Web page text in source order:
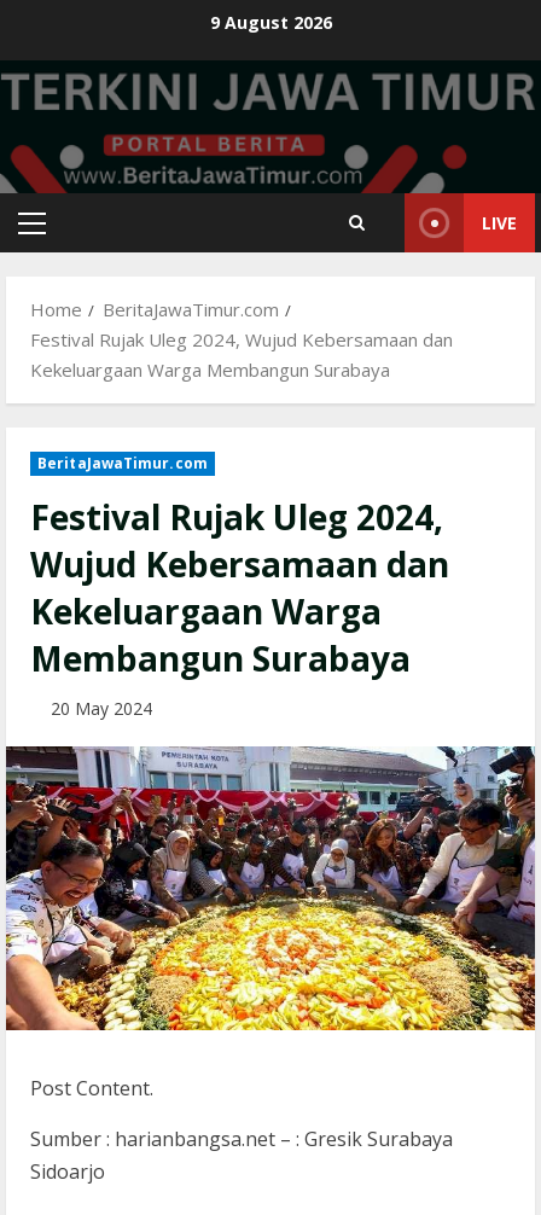
content
9 August 2026
Primary
LIVE
Home
BeritaJawaTimur.com
Festival Rujak Uleg 2024, Wujud Kebersamaan dan
Kekeluargaan Warga Membangun Surabaya
BeritaJawaTimur.com
Festival Rujak Uleg 2024,
Wujud Kebersamaan dan
Kekeluargaan Warga
Membangun Surabaya
20 May 2024
Post Content.
Sumber : harianbangsa.net – : Gresik Surabaya
Sidoarjo